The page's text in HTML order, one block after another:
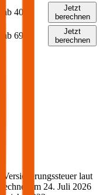
ab 40 €
Jetzt
berechnen
ab 69 €
Jetzt
berechnen
laut
am 24. Juli 2026